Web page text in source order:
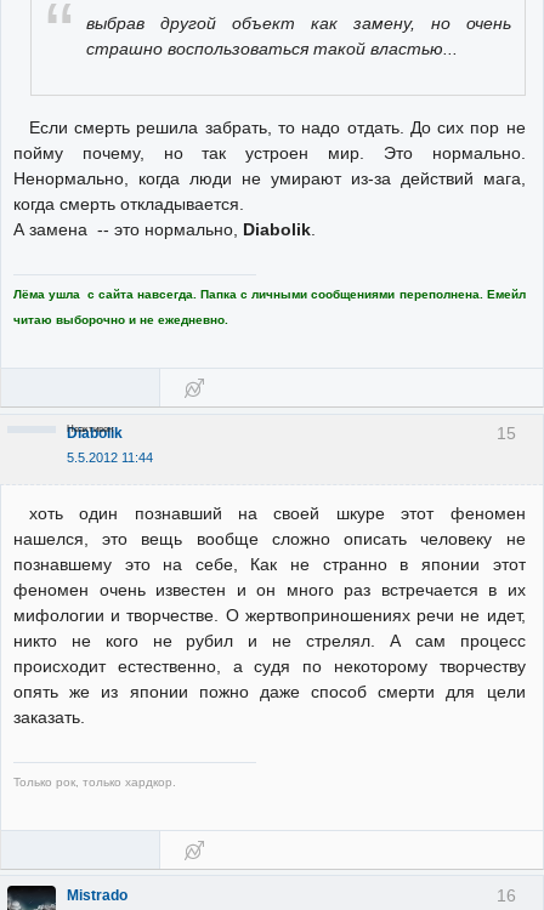
выбрав другой объект как замену, но очень
страшно воспользоваться такой властью...
Если смерть решила забрать, то надо отдать. До сих пор не
пойму почему, но так устроен мир. Это нормально.
Ненормально, когда люди не умирают из-за действий мага,
когда смерть откладывается.
А замена -- это нормально, Diabolik.
Лёма ушла с сайта навсегда. Папка с личными сообщениями переполнена. Емейл
читаю выборочно и не ежедневно.
15
Diabolik
5.5.2012 11:44
Неактивен
хоть один познавший на своей шкуре этот феномен
нашелся, это вещь вообще сложно описать человеку не
познавшему это на себе, Как не странно в японии этот
феномен очень известен и он много раз встречается в их
мифологии и творчестве. О жертвоприношениях речи не идет,
никто не кого не рубил и не стрелял. А сам процесс
происходит естественно, а судя по некоторому творчеству
опять же из японии пожно даже способ смерти для цели
заказать.
Только рок, только хардкор.
16
Mistrado